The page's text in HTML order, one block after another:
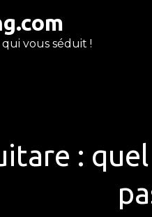
vous séduit !
: